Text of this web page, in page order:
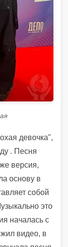
девочка",
. Песня
версия,
основу в
собой
это
началась с
видео, в